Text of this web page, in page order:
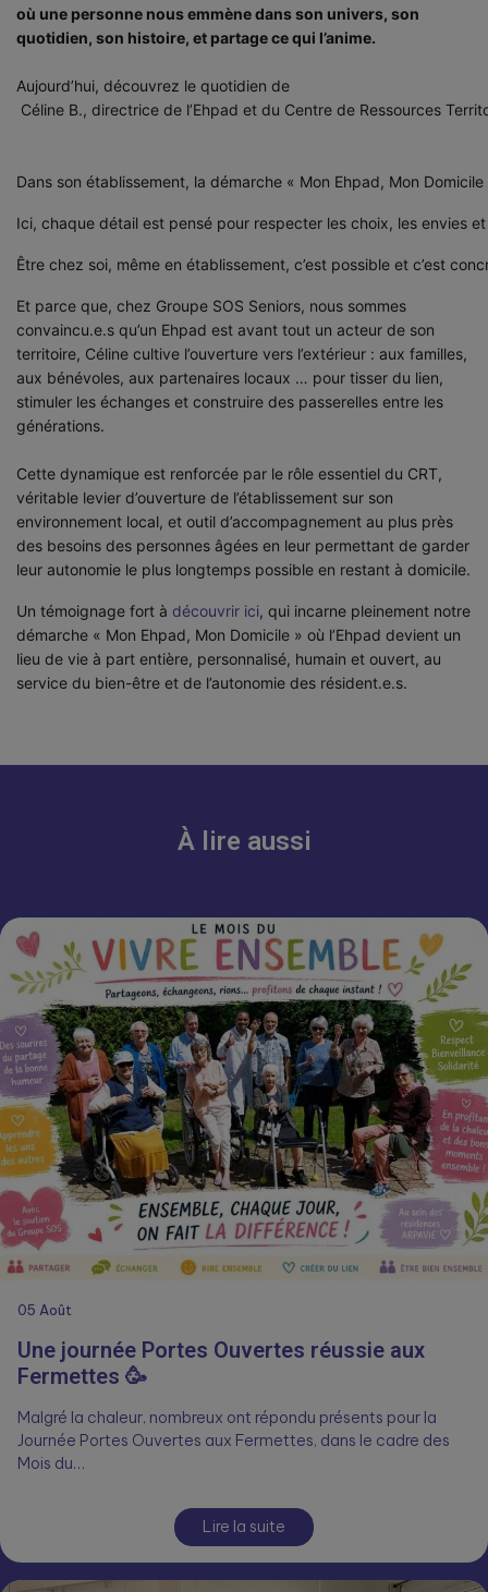
où une personne nous emmène dans son univers, son
quotidien, son histoire, et partage ce qui l’anime.
Aujourd’hui, découvrez le quotidien de
Céline B., directrice de l’Ehpad et du Centre de Ressources
Dans son établissement, la démarche « Mon Ehpad, Mon
Ici, chaque détail est pensé pour respecter les choix, les envies
Être chez soi, même en établissement, c’est possible et c’est
hashEt
parce
que,
chez
Groupe
SOS
nous
Et parce que, chez Groupe SOS Seniors, nous sommes
convaincu.e.s qu’un Ehpad est avant tout un acteur de son
territoire, Céline cultive l’ouverture vers l’extérieur : aux familles,
aux bénévoles, aux partenaires locaux … pour tisser du lien,
stimuler les échanges et construire des passerelles entre les
générations.
Cette dynamique est renforcée par le rôle essentiel du CRT,
véritable levier d’ouverture de l’établissement sur son
environnement local, et outil d’accompagnement au plus près
des besoins des personnes âgées en leur permettant de garder
leur autonomie le plus longtemps possible en restant à domicile.
Un témoignage fort à découvrir ici, qui incarne pleinement notre
démarche « Mon Ehpad, Mon Domicile » où l’Ehpad devient un
lieu de vie à part entière, personnalisé, humain et ouvert, au
service du bien-être et de l’autonomie des résident.e.s.
À lire aussi
05 Août
Une journée Portes Ouvertes réussie aux
Fermettes 🥳
Malgré la chaleur, nombreux ont répondu présents pour la
Journée Portes Ouvertes aux Fermettes, dans le cadre des
Mois du…
Lire la suite